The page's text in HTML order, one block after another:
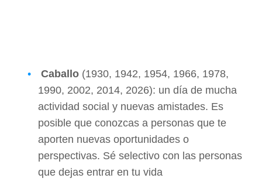
Caballo (1930, 1942, 1954, 1966, 1978,
1990, 2002, 2014, 2026): un día de mucha
actividad social y nuevas amistades. Es
posible que conozcas a personas que te
aporten nuevas oportunidades o
perspectivas. Sé selectivo con las personas
que dejas entrar en tu vida